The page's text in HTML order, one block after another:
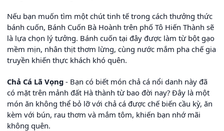
Nếu bạn muốn tìm một chút tinh tế trong cách thưởng thức
bánh cuốn, Bánh Cuốn Bà Hoành trên phố Tô Hiến Thành sẽ
là lựa chọn lý tưởng. Bánh cuốn tại đây được làm từ bột gạo
mềm mịn, nhân thịt thơm lừng, cùng nước mắm pha chế gia
truyền khiến thực khách khó quên.
Chả Cá Lã Vọng - Bạn có biết món chả cá nổi danh này đã
có mặt trên mảnh đất Hà thành từ bao đời nay? Đây là một
món ăn không thể bỏ lỡ với chả cá được chế biến cầu kỳ, ăn
kèm với bún, rau thơm và mắm tôm, khiến bạn nhớ mãi
không quên.